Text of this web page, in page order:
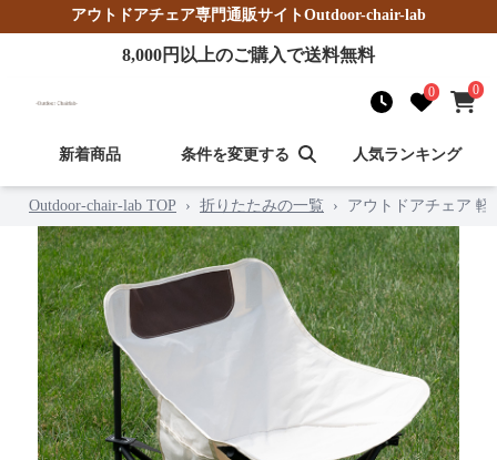
アウトドアチェア専門通販サイトOutdoor-chair-lab
8,000円以上のご購入で送料無料
0 0
新着商品 条件を変更する 人気ランキング
Outdoor-chair-lab TOP › 折りたたみの一覧 › アウトドアチェア